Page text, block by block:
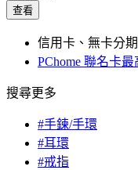
查看
信用卡、無卡分
PChome 聯名卡
搜尋更多
#手鍊/手環
#耳環
#戒指